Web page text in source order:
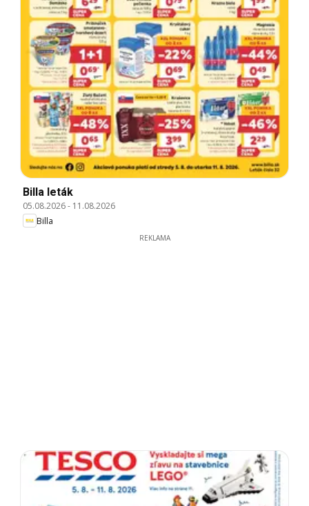
Billa leták
05.08.2026- 11.08.2026
Billa
REKLAMA